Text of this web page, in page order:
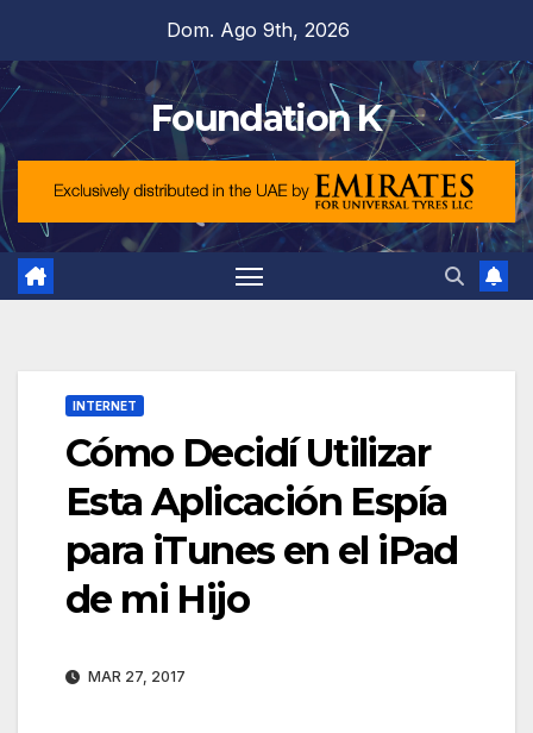
contenido
Dom. Ago 9th, 2026
Foundation K
INTERNET
Cómo Decidí Utilizar
Esta Aplicación Espía
para iTunes en el iPad
de mi Hijo
MAR 27, 2017